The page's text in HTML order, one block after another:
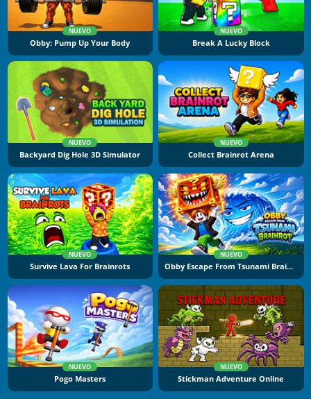
NUEVO
Obby: Pump Up Your Body
NUEVO
Break A Lucky Block
NUEVO
Backyard Dig Hole 3D Simulator
NUEVO
Collect Brainrot Arena
NUEVO
Survive Lava For Brainrots
NUEVO
Obby Escape From Tsunami Brainrot
NUEVO
Pogo Masters
NUEVO
Stickman Adventure Online